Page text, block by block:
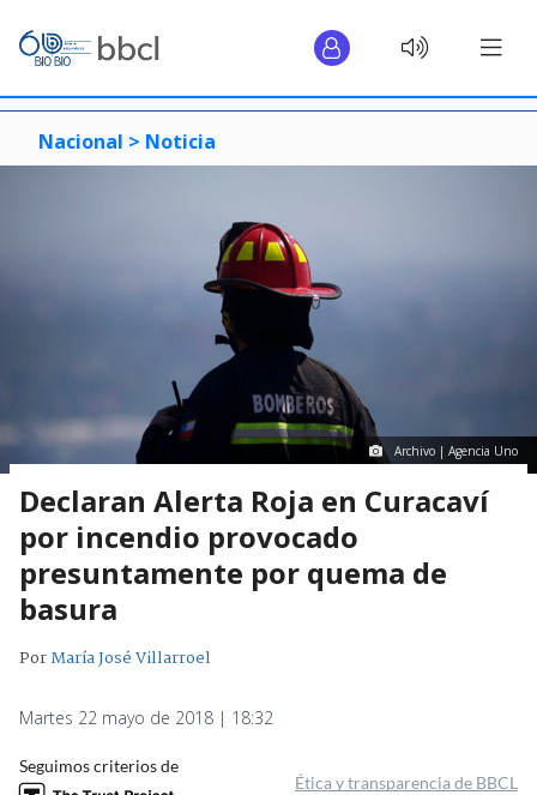
Nacional > Noticia
Archivo | Agencia Uno
Declaran Alerta Roja en Curacaví
por incendio provocado
presuntamente por quema de
basura
PorMaría José Villarroel
Martes 22 mayo de 2018 | 18:32
Seguimos criterios de
Ética y transparencia de BBCL